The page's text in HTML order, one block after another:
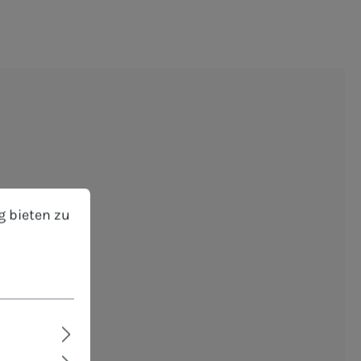
zu können.
bieten zu